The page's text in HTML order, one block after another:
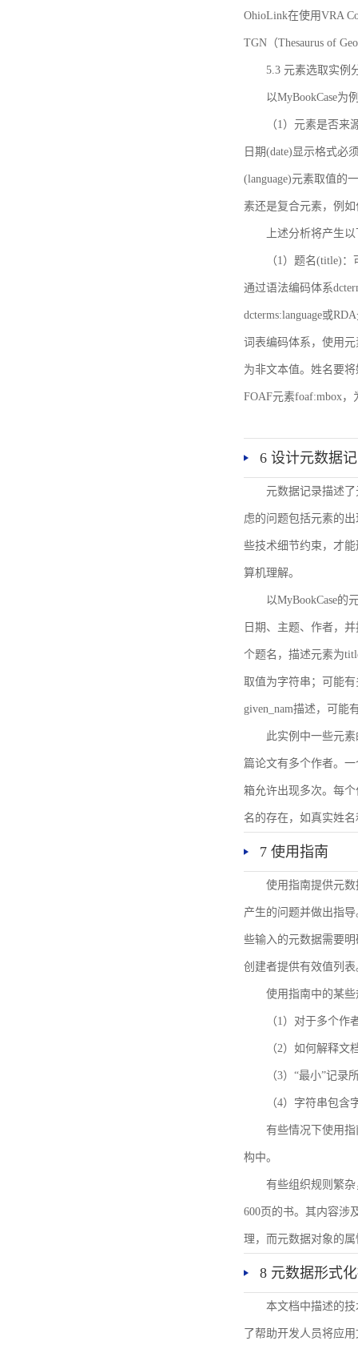
OhioLink在使用VRA
TGN（Thesaurus of
5.3 元素选取实例
以MyBookCase为
（1）元素是否
日期(date)显示格式必
(language)元素取值的
素还是复合元素，例
上述分析将产生
（1）题名(title)
通过语法编码体系
dcterms:language或
词表编码体系，使用元
为非文本值。姓名要
FOAF元素foaf:mbox，
6 设计元数据
元数据记录描述
虑的问题包括元素的
些技术细节约束，才
算机理解。
以MyBookCase的
日期、主题、作者，
个题名，描述元素为
取值为字符串；可能
given_nam描述，可能
此实例中一些元
篇论文有多个作者。
箱允许出现多次。每
名的存在，如真实姓
7 使用指南
使用指南提供元
产生的问题并做出指
些输入的元数据需要
创建者提供有效值列表
使用指南中的某
（1）对于多个作
（2）如何解释文
（3）“最小”记录
（4）字符串包含
有些情况下使用
构中。
有些组织规则繁
600页的书。其内容涉
理，而元数据对象的
8 元数据形式
本文档中描述的
了帮助开发人员将应